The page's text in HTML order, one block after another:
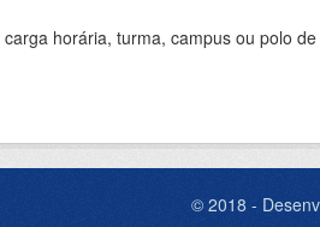
horária, turma, campus ou polo
© 2018 -